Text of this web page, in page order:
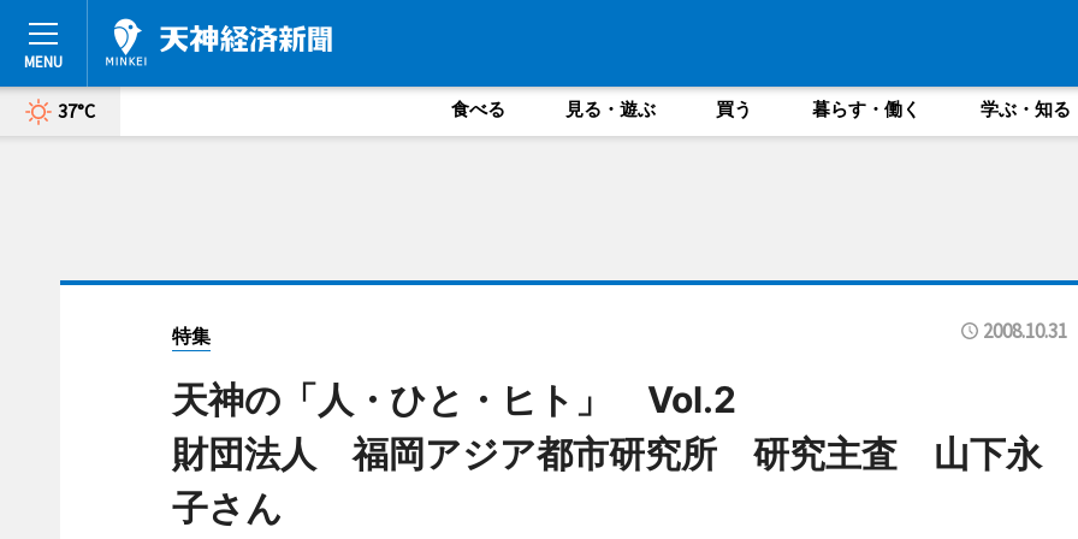
37°C 食べる 見る・遊ぶ 買う 暮らす・働く 学ぶ・知る
特集 2008.10.31
天神の「人・ひと・ヒト」 Vol.2
財団法人 福岡アジア都市研究所 研究主査 山下永
子さん